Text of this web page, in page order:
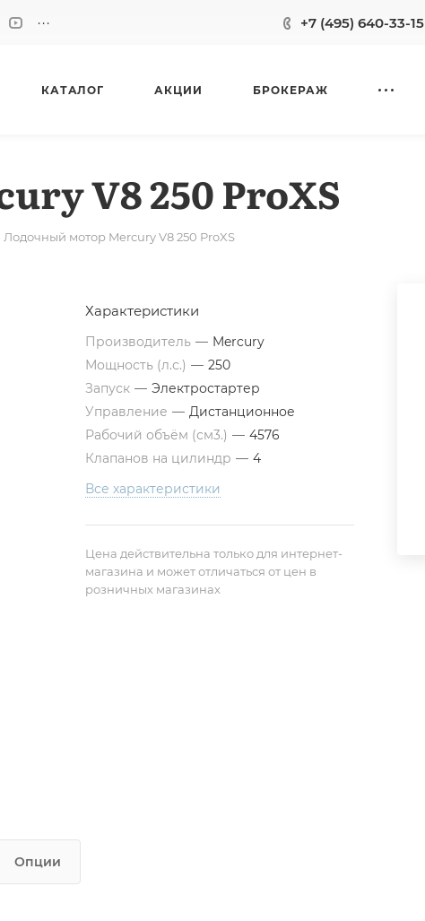
... +7 (495) 640-33-15
КАТАЛОГ АКЦИИ БРОКЕРАЖ
V8 250 ProXS
Лодочный мотор Mercury V8 250 ProXS
Характеристики
Производитель — Mercury
Мощность (л.с.) — 250
Запуск — Электростартер
Управление — Дистанционное
Рабочий объём (см3.) — 4576
Клапанов на цилиндр — 4
Все характеристики
Цена действительна только для интернет-
магазина и может отличаться от цен в
розничных магазинах
Опции